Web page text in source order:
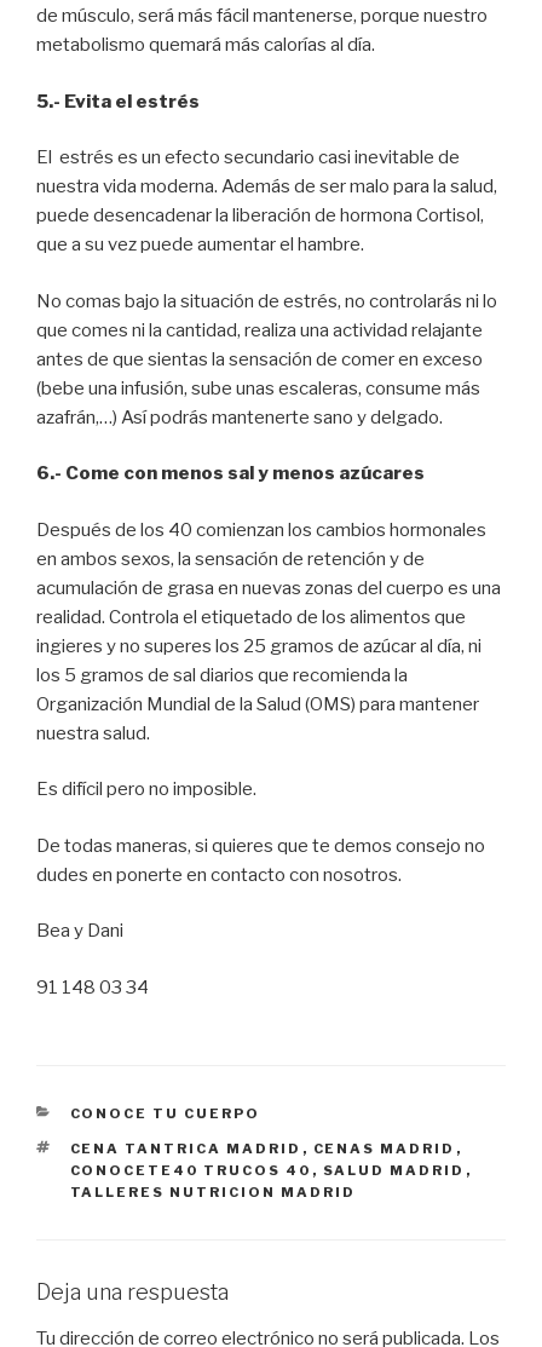
de músculo, será más fácil mantenerse, porque nuestro
metabolismo quemará más calorías al día.
5.- Evita el estrés
El estrés es un efecto secundario casi inevitable de
nuestra vida moderna. Además de ser malo para la salud,
puede desencadenar la liberación de hormona Cortisol,
que a su vez puede aumentar el hambre.
No comas bajo la situación de estrés, no controlarás ni lo
que comes ni la cantidad, realiza una actividad relajante
antes de que sientas la sensación de comer en exceso
(bebe una infusión, sube unas escaleras, consume más
azafrán,…) Así podrás mantenerte sano y delgado.
6.- Come con menos sal y menos azúcares
Después de los 40 comienzan los cambios hormonales
en ambos sexos, la sensación de retención y de
acumulación de grasa en nuevas zonas del cuerpo es una
realidad. Controla el etiquetado de los alimentos que
ingieres y no superes los 25 gramos de azúcar al día, ni
los 5 gramos de sal diarios que recomienda la
Organización Mundial de la Salud (OMS) para mantener
nuestra salud.
Es difícil pero no imposible.
De todas maneras, si quieres que te demos consejo no
dudes en ponerte en contacto con nosotros.
Bea y Dani
91 148 03 34
CATEGORÍAS
CONOCE TU CUERPO
ETIQUETAS
CENA TANTRICA MADRID , CENAS MADRID ,
CONOCETE40 TRUCOS 40 , SALUD MADRID ,
TALLERES NUTRICION MADRID
Deja una respuesta
Tu dirección de correo electrónico no será publicada. Los